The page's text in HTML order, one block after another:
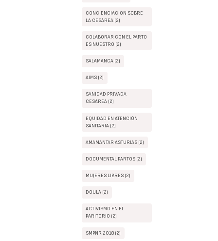
CONCIENCIACIÓN SOBRE
LA CESÁREA (2)
COLABORAR CON EL PARTO
ES NUESTRO (2)
SALAMANCA (2)
AIMS (2)
SANIDAD PRIVADA
CESÁREA (2)
EQUIDAD EN ATENCIÓN
SANITARIA (2)
AMAMANTAR ASTURIAS (2)
DOCUMENTAL PARTOS (2)
MUJERES LIBRES (2)
DOULA (2)
ACTIVISMO EN EL
PARITORIO (2)
SMPNR 2018 (2)